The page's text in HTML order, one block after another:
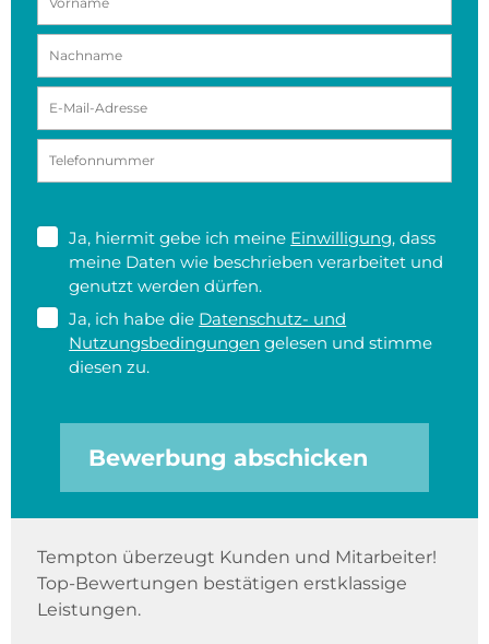
Ja, hiermit gebe ich meine Einwilligung, dass
meine Daten wie beschrieben verarbeitet und
genutzt werden dürfen.
Ja, ich habe die Datenschutz- und
Nutzungsbedingungen gelesen und stimme
diesen zu.
Bewerbung abschicken
Tempton überzeugt Kunden und Mitarbeiter!
Top-Bewertungen bestätigen erstklassige
Leistungen.